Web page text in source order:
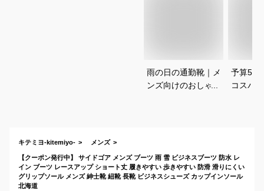
雨の日の通勤靴｜メ
ンズ向けのおしゃれ
予算
コスパ
キテミヨ-kitemiyo- メンズ
【クーポン発行中】 サイドゴア メンズ ブーツ 雨 雪 ビジネスブーツ 防水 レ
イン ブーツ レースアップ ショート丈 履きやすい 歩きやすい 防滑 滑りにくい
グリップソール メンズ 紳士靴 紐靴 長靴 ビジネスシューズ カップインソール
北海道